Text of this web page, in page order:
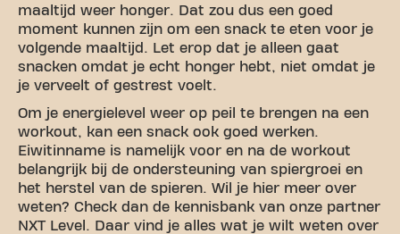
maaltijd weer honger. Dat zou dus een goed
moment kunnen zijn om een snack te eten voor je
volgende maaltijd. Let erop dat je alleen gaat
snacken omdat je echt honger hebt, niet omdat je
je verveelt of gestrest voelt.
Om je energielevel weer op peil te brengen na een
workout, kan een snack ook goed werken.
Eiwitinname is namelijk voor en na de workout
belangrijk bij de ondersteuning van spiergroei en
het herstel van de spieren. Wil je hier meer over
weten? Check dan de kennisbank van onze partner
NXT Level. Daar vind je alles wat je wilt weten over